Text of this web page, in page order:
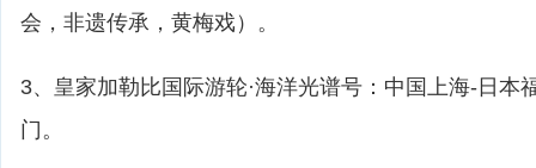
会，非遗传承，黄梅戏）。
3、皇家加勒比国际游轮·海洋光谱号：中国上海-日本
门。